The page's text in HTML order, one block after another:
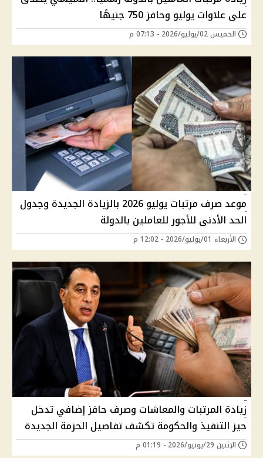
على علاوات يوليو وحافز 750 جنيهًا
الخميس 02/يوليو/2026 - 07:13 م
موعد صرف مرتبات يوليو 2026 بالزيادة الجديدة وجدول
الحد الأدنى للأجور للعاملين بالدولة
الأربعاء 01/يوليو/2026 - 12:02 م
زيادة المرتبات والمعاشات وصرف حافز إضافي تدخل
حيز التنفيذ والحكومة تكشف تفاصيل الحزمة الجديدة
الإثنين 29/يونيو/2026 - 01:19 م